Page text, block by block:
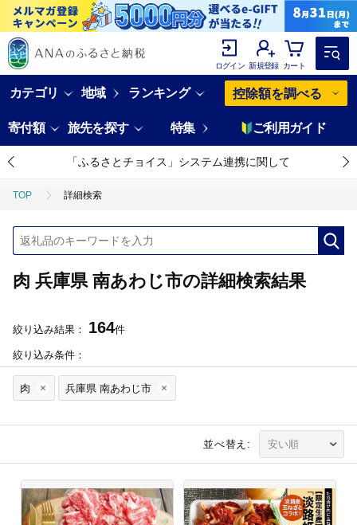
ログイン 新規登録 カート
カテゴリ 地域 ランキング 控除額を調べる
寄付額 旅先を探す 特集 ご利用ガイド
「ふるさとチョイス」システム連携に関して
TOP 詳細検索
肉 兵庫県 南あわじ市の詳細検索結果
絞り込み結果： 164件
絞り込み条件：
肉 兵庫県 南あわじ市
並べ替え: